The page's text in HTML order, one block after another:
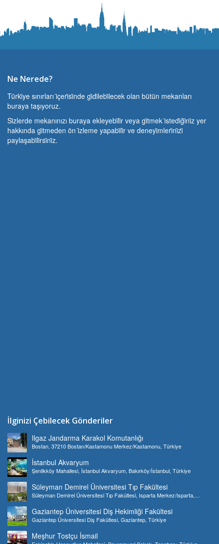
Ne Nerede?
Türki̇ye sınırları i̇çeri̇si̇nde gi̇di̇lebi̇lecek olan bütün mekanları
buraya taşıyoruz.
Si̇zlerde mekanınızı buraya ekleyebi̇li̇r veya gi̇tmek i̇stedi̇ği̇ni̇z yer
hakkında gi̇tmeden ön i̇zleme yapabi̇li̇r ve deneyi̇mleri̇ni̇zi̇
paylaşabi̇li̇rsi̇ni̇z.
İlginizi Çebilecek Gönderiler
Ilgaz Jandarma Karakol Komutanlığı
Bostan, 37210 Bostan/Kastamonu Merkez/Kastamonu, Türkiye
İstanbul Akvaryum
Şenlikköy Mahallesi, İstanbul Akvaryum, Bakırköy/İstanbul, Türkiye
Süleyman Demirel Üniversitesi Tıp Fakültesi
Süleyman Demirel Üniversitesi Tıp Fakültesi, Isparta Merkez/Isparta,
Gaziantep Üniversitesi Diş Hekimliği Fakültesi
Gaziantep Üniversitesi Diş Fakültesi, Gaziantep, Türkiye
Meşhur Tostçu İsmail